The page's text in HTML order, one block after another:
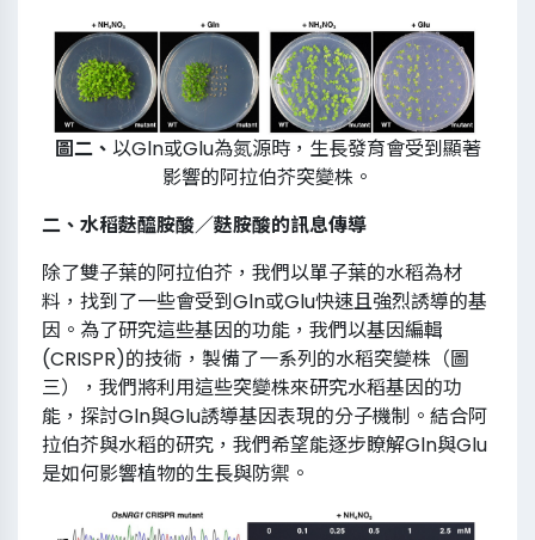
圖二、 以Gln或Glu為氮源時，生長發育會受到顯著
影響的阿拉伯芥突變株。
二、水稻麩醯胺酸／麩胺酸的訊息傳導
除了雙子葉的阿拉伯芥，我們以單子葉的水稻為材
料，找到了一些會受到Gln或Glu快速且強烈誘導的基
因。為了研究這些基因的功能，我們以基因編輯
(CRISPR)的技術，製備了一系列的水稻突變株（圖
三），我們將利用這些突變株來研究水稻基因的功
能，探討Gln與Glu誘導基因表現的分子機制。結合阿
拉伯芥與水稻的研究，我們希望能逐步瞭解Gln與Glu
是如何影響植物的生長與防禦。